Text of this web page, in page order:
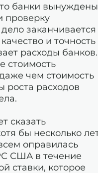
банки вынуждены
проверку
заканчивается
и точность
расходы банков.
стоимость
чем стоимость
роста расходов
сказать
бы несколько
оправилась
США в течение
ставки, которое